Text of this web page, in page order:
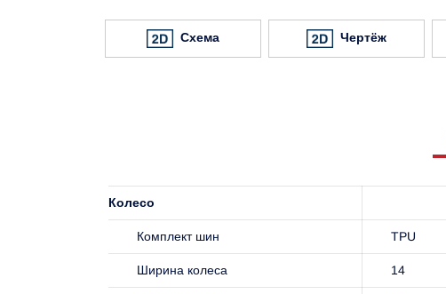
Схема Чертёж
Колесо
Комплект шин TPU
Ширина колеса 14